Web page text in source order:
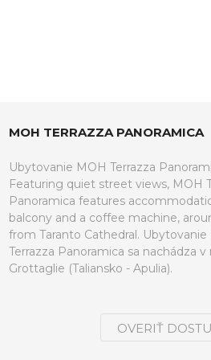
MOH TERRAZZA PANORAMICA
Ubytovanie MOH Terrazza
Featuring quiet street views, MOH
Panoramica features
balcony and a coffee machine,
from Taranto Cathedral. Ubytovanie
Terrazza Panoramica sa nachádza
Grottaglie (Taliansko - Apulia).
OVERIŤ